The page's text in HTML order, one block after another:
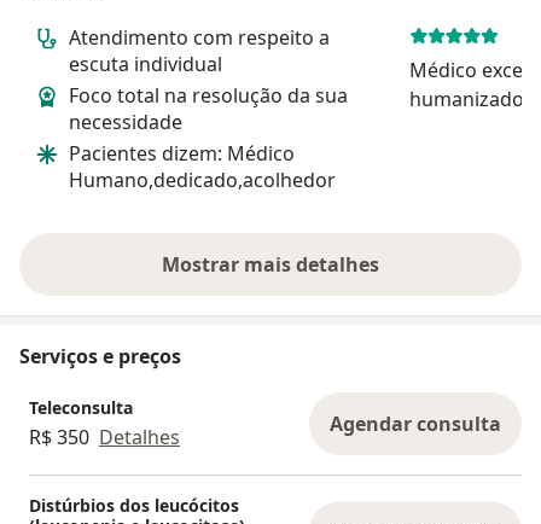
Atendimento com respeito a
escuta individual
Foco total na resolução da sua
necessidade
Pacientes dizem: Médico
Humano,dedicado,acolhedor
Médico
humanizado,
Mostrar mais detalhes
sobre a experiência
Serviços e preços
Teleconsulta
R$ 350 Detalhes Agendar consulta
Distúrbios dos leucócitos